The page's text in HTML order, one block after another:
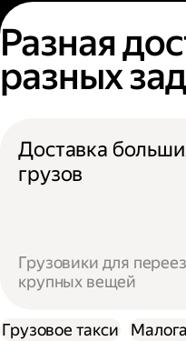
Разная
разных
Доставка
грузов
Грузовики для
крупных вещей
Грузовое такси